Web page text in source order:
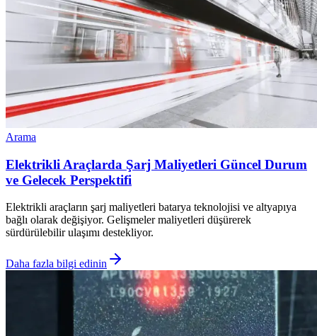
Arama
Elektrikli Araçlarda Şarj Maliyetleri Güncel Durum
ve Gelecek Perspektifi
Elektrikli araçların şarj maliyetleri batarya teknolojisi ve altyapıya
bağlı olarak değişiyor. Gelişmeler maliyetleri düşürerek
sürdürülebilir ulaşımı destekliyor.
Daha fazla bilgi edinin